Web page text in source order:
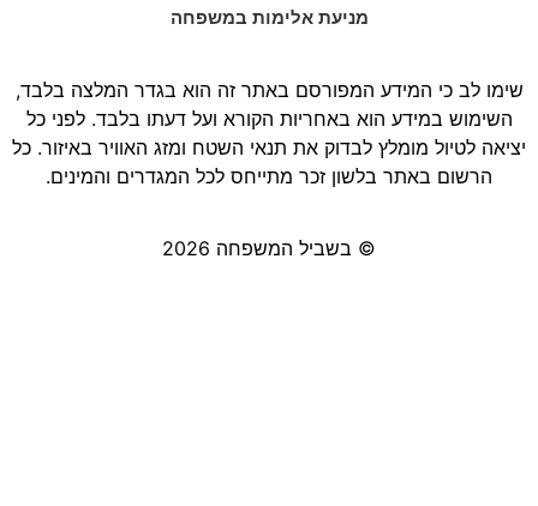
מניעת אלימות במשפחה
שימו לב כי המידע המפורסם באתר זה הוא בגדר המלצה בלבד,
השימוש במידע הוא באחריות הקורא ועל דעתו בלבד. לפני כל
יציאה לטיול מומלץ לבדוק את תנאי השטח ומזג האוויר באיזור. כל
הרשום באתר בלשון זכר מתייחס לכל המגדרים והמינים.
© בשביל המשפחה 2026